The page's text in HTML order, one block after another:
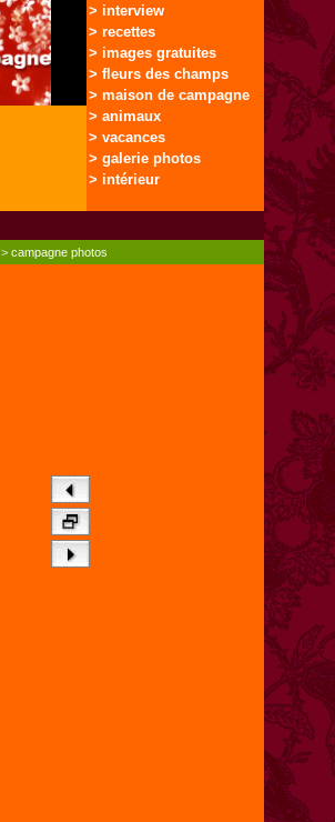
> interview
> recettes
> images gratuites
> fleurs des champs
> maison de campagne
> animaux
> vacances
> galerie photos
> intérieur
>campagne photos